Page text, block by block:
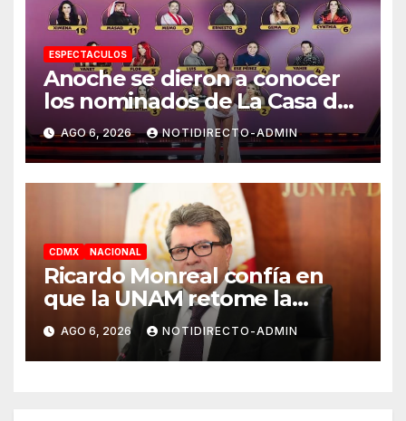
ESPECTACULOS
Anoche se dieron a conocer
los nominados de La Casa de
los Famosos México 2026 en
la segunda semana
AGO 6, 2026 NOTIDIRECTO-ADMIN
CDMX NACIONAL
Ricardo Monreal confía en
que la UNAM retome la
normalidad e inicie el
semestre mediante el diálogo
AGO 6, 2026 NOTIDIRECTO-ADMIN